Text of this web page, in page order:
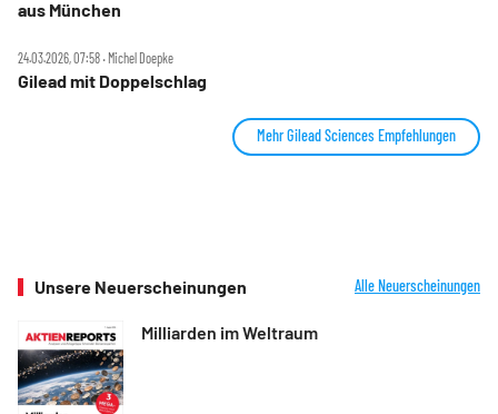
aus München
24.03.2026, 07:58 ‧ Michel Doepke
Gilead mit Doppelschlag
Mehr Gilead Sciences Empfehlungen
Unsere Neuerscheinungen Alle Neuerscheinungen
Milliarden im Weltraum